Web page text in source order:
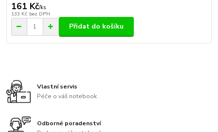
161 Kč/ks
133 Kč bez DPH
Přidat do košíku
Vlastní servis
Péče o váš notebook
Odborné poradenství